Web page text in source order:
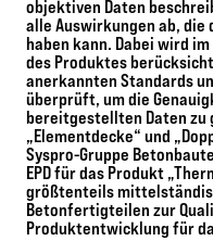
objektiven Daten
alle Auswirkungen ab, die
haben kann. Dabei wird
des Produktes
anerkannten Standards
überprüft, um die
bereitgestellten Daten zu
„Elementdecke“ und
Syspro-Gruppe
EPD für das Produkt
größtenteils
Betonfertigteilen zur
Produktentwicklung für